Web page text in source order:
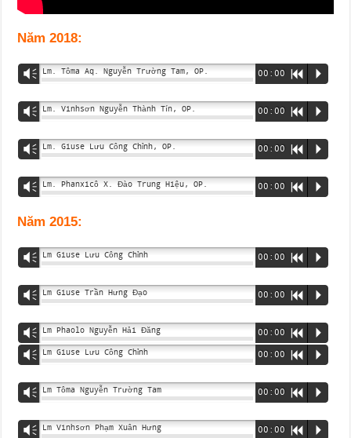
Năm 2018:
Vm Lm. Tôma Aq. Nguyễn Trường Tam, OP. 00:00 R P
Vm Lm. Vinhsơn Nguyễn Thành Tín, OP. 00:00 R P
Vm Lm. Giuse Lưu Công Chỉnh, OP. 00:00 R P
Vm Lm. Phanxicô X. Đào Trung Hiệu, OP. 00:00 R P
Năm 2015:
Vm Lm Giuse Lưu Công Chỉnh 00:00 R P
Vm Lm Giuse Trần Hưng Đạo 00:00 R P
Vm Lm Phaolo Nguyễn Hải Đăng 00:00 R
P
Vm
Lm Giuse Lưu Công Chỉnh 00:00 R P
Vm Lm Tôma Nguyễn Trường Tam 00:00 R P
Vm Lm Vinhsơn Phạm Xuân Hưng 00:00 R P